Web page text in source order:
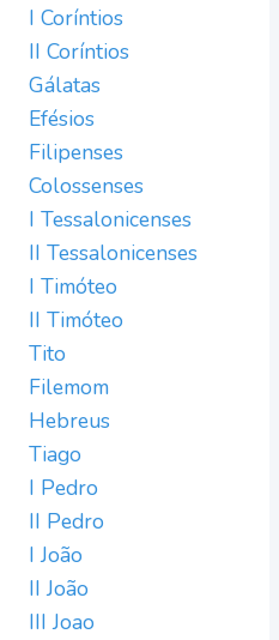
I Coríntios
II Coríntios
Gálatas
Efésios
Filipenses
Colossenses
I Tessalonicenses
II Tessalonicenses
I Timóteo
II Timóteo
Tito
Filemom
Hebreus
Tiago
I Pedro
II Pedro
I João
II João
III Joao